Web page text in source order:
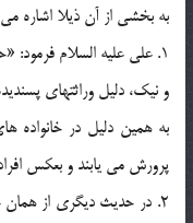
به بخشي از آن ذيلا اشاره
1. علي عليه السلام فرمود:
و نيك، دليل وراثتهاي
به همين دليل در خانواده
پرورش مي يابند و بعكس
2. در حديث ديگري از